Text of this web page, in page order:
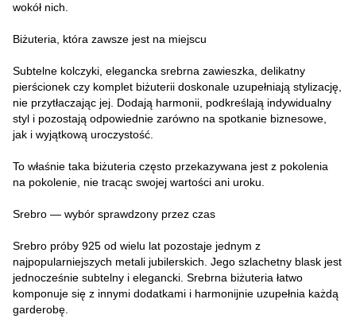
wokół nich.
Biżuteria, która zawsze jest na miejscu
Subtelne kolczyki, elegancka srebrna zawieszka, delikatny
pierścionek czy komplet biżuterii doskonale uzupełniają stylizację,
nie przytłaczając jej. Dodają harmonii, podkreślają indywidualny
styl i pozostają odpowiednie zarówno na spotkanie biznesowe,
jak i wyjątkową uroczystość.
To właśnie taka biżuteria często przekazywana jest z pokolenia
na pokolenie, nie tracąc swojej wartości ani uroku.
Srebro — wybór sprawdzony przez czas
Srebro próby 925 od wielu lat pozostaje jednym z
najpopularniejszych metali jubilerskich. Jego szlachetny blask jest
jednocześnie subtelny i elegancki. Srebrna biżuteria łatwo
komponuje się z innymi dodatkami i harmonijnie uzupełnia każdą
garderobę.